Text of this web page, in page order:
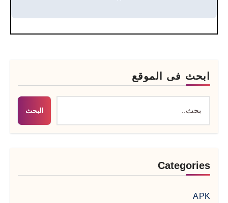
ابحث فى الموقع
البحث
Categories
APK